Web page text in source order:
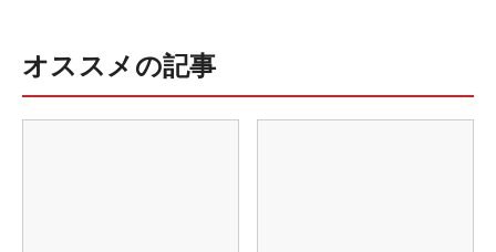
オススメの記事